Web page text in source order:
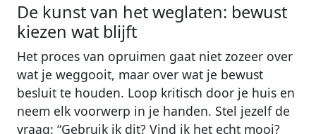
De kunst van het weglaten: bewust
kiezen wat blijft
Het proces van opruimen gaat niet zozeer over
wat je weggooit, maar over wat je bewust
besluit te houden. Loop kritisch door je huis en
neem elk voorwerp in je handen. Stel jezelf de
vraag: “Gebruik ik dit? Vind ik het echt mooi?